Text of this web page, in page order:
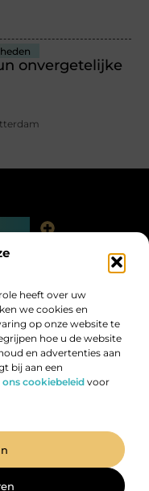
heeft over uw
we cookies en
op onze website te
hoe u de website
en advertenties aan
bij aan een
ons cookiebeleid voor
onvergetelijke
praat mee!